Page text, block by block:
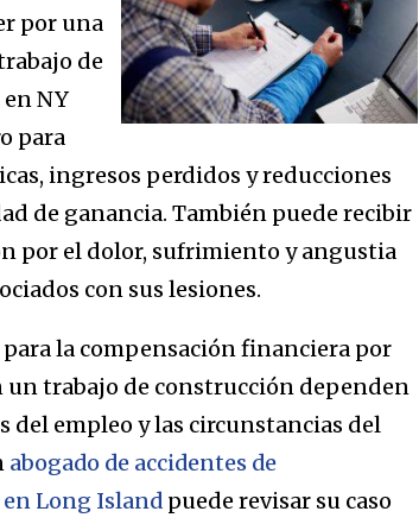
por una
de
NY
para
ingresos perdidos y reducciones
de ganancia. También puede recibir
por el dolor, sufrimiento y angustia
con sus lesiones.
para la compensación financiera por
un trabajo de construcción dependen
del empleo y las circunstancias del
abogado de accidentes de
Long Island puede revisar su caso